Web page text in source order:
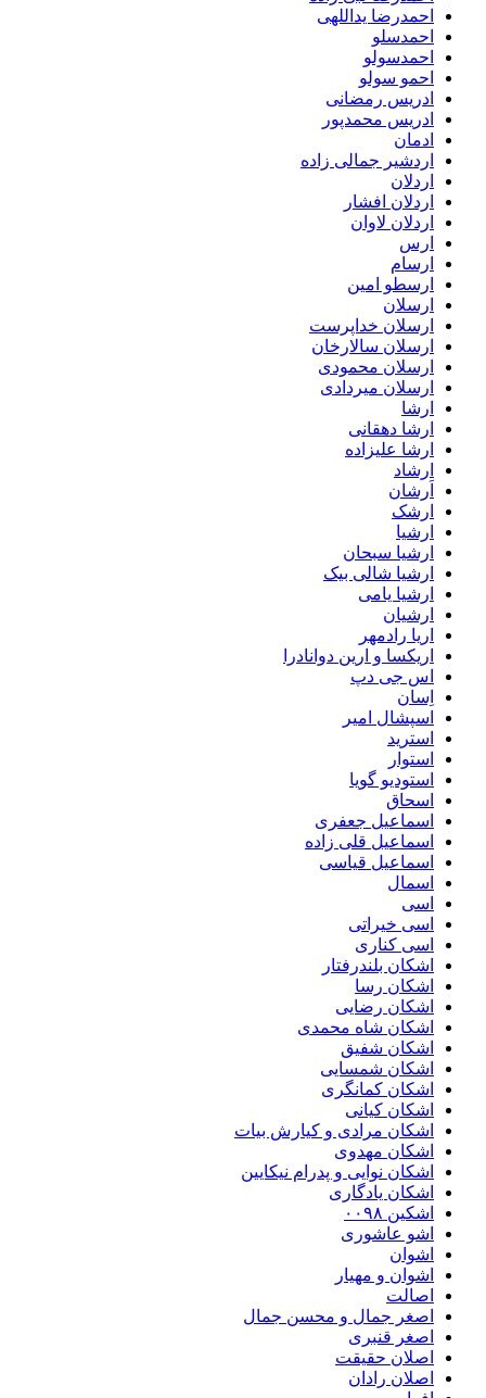
احمدرضا یداللهی
احمدسلو
احمدسولو
احمو سولو
ادریس رمضانی
ادریس محمدپور
ادمان
اردشیر جمالی زاده
اردلان
اردلان افشار
اردلان لاوان
ارس
ارسام
ارسطو امین
ارسلان
ارسلان خداپرست
ارسلان سالارخان
ارسلان محمودی
ارسلان میردادی
ارشا
ارشا دهقانی
ارشا علیزاده
ارشاد
اَرشان
ارشک
ارشیا
ارشیا سبحان
ارشیا شالی بیک
ارشیا یامی
ارشیان
اریا رادمهر
اریکسا و ارین دوانادرا
اس جی دپ
اِسان
اسپشال امیر
استرید
استوار
استودیو گویا
اسحاق
اسماعیل جعفری
اسماعیل قلی زاده
اسماعیل قیاسی
اسمال
اسی
اسی خیراتی
اسی کناری
اشکان بلندرفتار
اشکان رسا
اشکان رضایی
اشکان شاه محمدی
اشکان شفیق
اشکان شمسایی
اشکان‌ کمانگری
اشکان کیانی
اشکان مرادی و کیارش بیات
اشکان مهدوی
اشکان نوایی و پدرام نیکایین
اشکان یادگاری
اشکین ۰۰۹۸
اشو عاشوری
اشوان
اشوان و مهیار
اصالت
اصغر جمال و محسن جمال
اصغر قنبری
اصلان حقیقت
اصلان رادان